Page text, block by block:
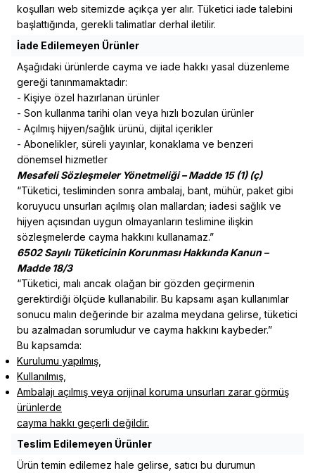
koşulları web sitemizde açıkça yer alır. Tüketici iade talebini
başlattığında, gerekli talimatlar derhal iletilir.
İade Edilemeyen Ürünler
Aşağıdaki ürünlerde cayma ve iade hakkı yasal düzenleme
gereği tanınmamaktadır:
- Kişiye özel hazırlanan ürünler
- Son kullanma tarihi olan veya hızlı bozulan ürünler
- Açılmış hijyen/sağlık ürünü, dijital içerikler
- Abonelikler, süreli yayınlar, konaklama ve benzeri
dönemsel hizmetler
Mesafeli Sözleşmeler Yönetmeliği – Madde 15 (1) (ç)
“Tüketici, tesliminden sonra ambalaj, bant, mühür, paket gibi
koruyucu unsurları açılmış olan mallardan; iadesi sağlık ve
hijyen açısından uygun olmayanların teslimine ilişkin
sözleşmelerde cayma hakkını kullanamaz.”
6502 Sayılı Tüketicinin Korunması Hakkında Kanun –
Madde 18/3
“Tüketici, malı ancak olağan bir gözden geçirmenin
gerektirdiği ölçüde kullanabilir. Bu kapsamı aşan kullanımlar
sonucu malın değerinde bir azalma meydana gelirse, tüketici
bu azalmadan sorumludur ve cayma hakkını kaybeder.”
Bu kapsamda:
Kurulumu yapılmış,
Kullanılmış,
Ambalajı açılmış veya orijinal koruma unsurları zarar görmüş
ürünlerde
cayma hakkı geçerli değildir.
Teslim Edilemeyen Ürünler
Ürün temin edilemez hale gelirse, satıcı bu durumun